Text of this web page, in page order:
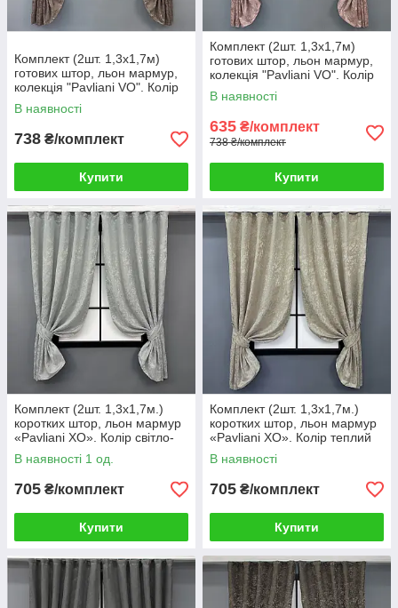
Комплект (2шт. 1,3х1,7м)
готових штор, льон мармур,
колекція "Pavliani VO". Колір
какао. Код 1718ш 35-0344
В наявності
738 ₴/комплект
Купити
Комплект (2шт. 1,3х1,7м)
готових штор, льон мармур,
колекція "Pavliani VO". Колір
пудровий. Код 1716ш 35-
0342
В наявності
635 ₴/комплект
738 ₴/комплект
Купити
Комплект (2шт. 1,3х1,7м.)
коротких штор, льон мармур
«Pavliani ХО». Колір світло-
сірий. Код 1263ш 35-0200
В наявності 1 од.
705 ₴/комплект
Купити
Комплект (2шт. 1,3х1,7м.)
коротких штор, льон мармур
«Pavliani ХО». Колір теплий
бежевий. Код 1272ш 35-0201
В наявності
705 ₴/комплект
Купити